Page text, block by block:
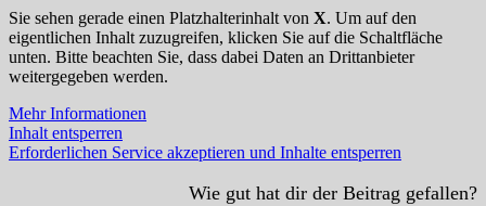
Sie sehen gerade einen Platzhalterinhalt von X. Um auf den
eigentlichen Inhalt zuzugreifen, klicken Sie auf die Schaltfläche
unten. Bitte beachten Sie, dass dabei Daten an Drittanbieter
weitergegeben werden.
Mehr Informationen
Inhalt entsperren
Erforderlichen Service akzeptieren und Inhalte entsperren
Wie gut hat dir der Beitrag gefallen?